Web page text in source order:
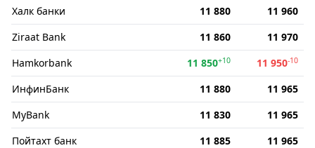
Халк банки
11 880
11 960
Ziraat Bank
11 860
11 970
Hamkorbank
11 850+10 11 950-10
ИнфинБанк 11 880
11 965
MyBank
11 830
11 965
Пойтахт банк
11 885
11 965